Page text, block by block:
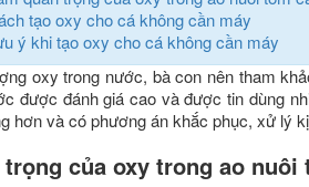
tạo oxy cho cá không cần máy
ý khi tạo oxy cho cá không cần máy
oxy trong nước, bà con nên tham
được đánh giá cao và được tin dùng
hơn và có phương án khắc phục, xử lý
trọng của oxy trong ao nuôi